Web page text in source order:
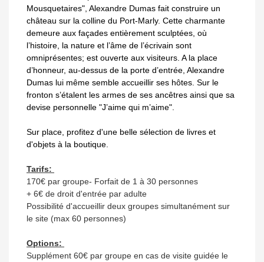
Mousquetaires", Alexandre Dumas fait construire un
château sur la colline du Port-Marly. Cette charmante
demeure aux façades entièrement sculptées, où
l’histoire, la nature et l’âme de l’écrivain sont
omniprésentes; est ouverte aux visiteurs. A la place
d’honneur, au-dessus de la porte d’entrée, Alexandre
Dumas lui même semble accueillir ses hôtes. Sur le
fronton s’étalent les armes de ses ancêtres ainsi que sa
devise personnelle "J’aime qui m’aime".
Sur place, profitez d'une belle sélection de livres et
d'objets à la boutique.
Tarifs:
170€ par groupe- Forfait de 1 à 30 personnes
+ 6€ de droit d'entrée par adulte
Possibilité d'accueillir deux groupes simultanément sur
le site (max 60 personnes)
Options:
Supplément 60€ par groupe en cas de visite guidée le